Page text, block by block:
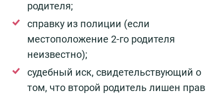
родителя;
справку из полиции (если
местоположение 2-го родителя
неизвестно);
судебный иск, свидетельствующий о
том, что второй родитель лишен прав